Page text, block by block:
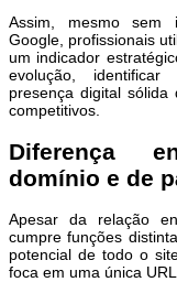
Assim, mesmo sem
Google, profissionais
um indicador
evolução,
presença digital
competitivos.
Diferença
domínio e de
Apesar da relação
cumpre funções
potencial de todo o
foca em uma única URL.